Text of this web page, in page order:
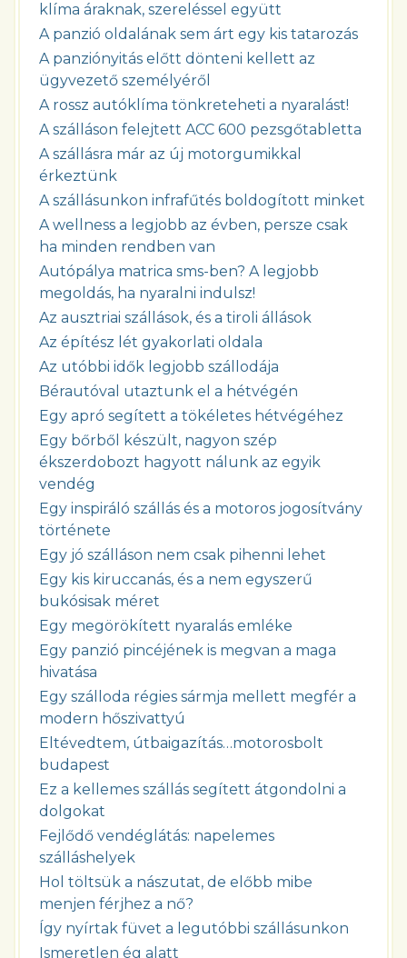
klíma áraknak, szereléssel együtt
A panzió oldalának sem árt egy kis tatarozás
A panziónyitás előtt dönteni kellett az
ügyvezető személyéről
A rossz autóklíma tönkreteheti a nyaralást!
A szálláson felejtett ACC 600 pezsgőtabletta
A szállásra már az új motorgumikkal
érkeztünk
A szállásunkon infrafűtés boldogított minket
A wellness a legjobb az évben, persze csak
ha minden rendben van
Autópálya matrica sms-ben? A legjobb
megoldás, ha nyaralni indulsz!
Az ausztriai szállások, és a tiroli állások
Az építész lét gyakorlati oldala
Az utóbbi idők legjobb szállodája
Bérautóval utaztunk el a hétvégén
Egy apró segített a tökéletes hétvégéhez
Egy bőrből készült, nagyon szép
ékszerdobozt hagyott nálunk az egyik
vendég
Egy inspiráló szállás és a motoros jogosítvány
története
Egy jó szálláson nem csak pihenni lehet
Egy kis kiruccanás, és a nem egyszerű
bukósisak méret
Egy megörökített nyaralás emléke
Egy panzió pincéjének is megvan a maga
hivatása
Egy szálloda régies sármja mellett megfér a
modern hőszivattyú
Eltévedtem, útbaigazítás…motorosbolt
budapest
Ez a kellemes szállás segített átgondolni a
dolgokat
Fejlődő vendéglátás: napelemes
szálláshelyek
Hol töltsük a nászutat, de előbb mibe
menjen férjhez a nő?
Így nyírtak füvet a legutóbbi szállásunkon
Ismeretlen ég alatt